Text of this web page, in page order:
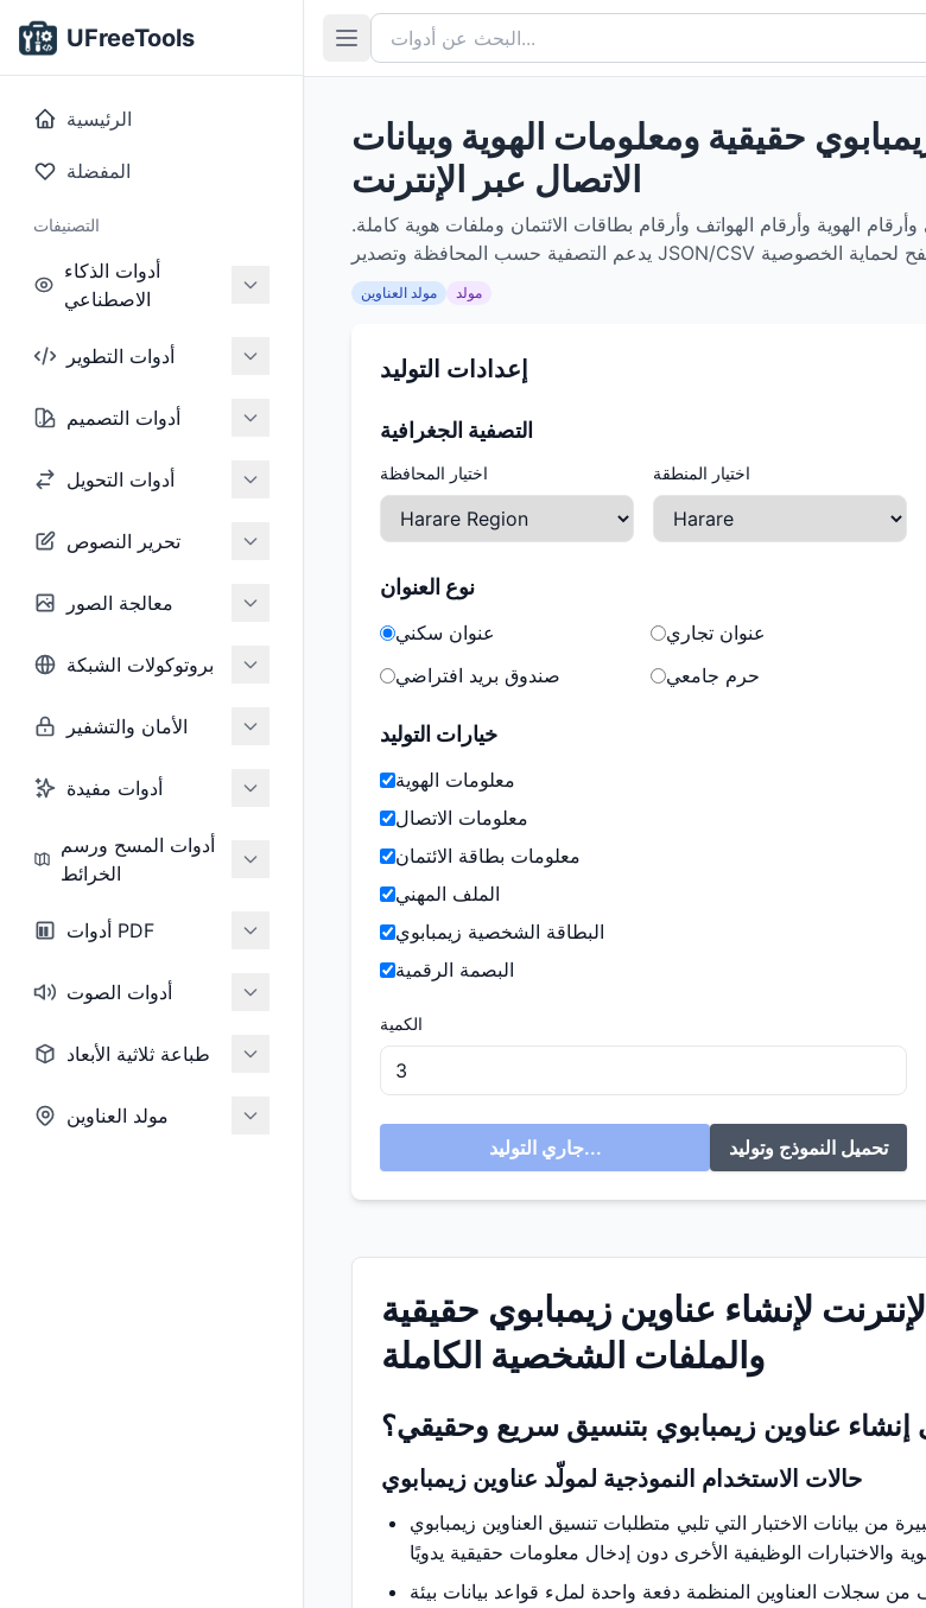
UFreeTools
الرئيسية
المفضلة
التصنيفات
أدوات الذكاء
الاصطناعي
أدوات التطوير
أدوات التصميم
أدوات التحويل
تحرير النصوص
معالجة الصور
بروتوكولات الشبكة
الأمان والتشفير
أدوات مفيدة
أدوات المسح ورسم
الخرائط
أدوات PDF
أدوات الصوت
طباعة ثلاثية الأبعاد
مولد العناوين
حقيقية ومعلومات الهوية وبيانات
الاتصال عبر الإنترنت
الهوية وأرقام الهواتف وأرقام بطاقات الائتمان وملفات هوية كاملة.
مولد العناوين مولد
إعدادات التوليد
التصفية الجغرافية
اختيار المحافظة اختيار المنطقة
نوع العنوان
عنوان سكني
عنوان تجاري
صندوق بريد افتراضي
حرم جامعي
خيارات التوليد
معلومات الهوية
معلومات الاتصال
معلومات بطاقة الائتمان
الملف المهني
البطاقة الشخصية زيمبابوي
البصمة الرقمية
الكمية
جاري التوليد... تحميل النموذج وتوليد
لإنشاء عناوين زيمبابوي حقيقية
والملفات الشخصية الكاملة
عناوين زيمبابوي بتنسيق سريع وحقيقي؟
حالات الاستخدام النموذجية لمولّد عناوين زيمبابوي
من بيانات الاختبار التي تلبي متطلبات تنسيق العناوين زيمبابوي
من سجلات العناوين المنظمة دفعة واحدة لملء قواعد بيانات بيئة